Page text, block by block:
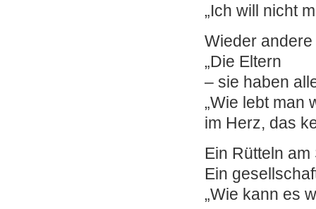
„Ich will nicht
Wieder
„Die Eltern
– sie haben
„Wie lebt man
im Herz, das
Ein Rütteln
Ein
„Wie kann es